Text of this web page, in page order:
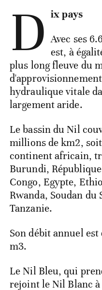
D ix pays
Avec ses
est, à
plus long fleuve du
hydraulique vitale
largement aride.
Le bassin du Nil
millions de km2,
continent africain,
Burundi,
Congo, Egypte,
Rwanda, Soudan du
Tanzanie.
Son débit annuel
m3.
Le Nil Bleu, qui
rejoint le Nil Blanc